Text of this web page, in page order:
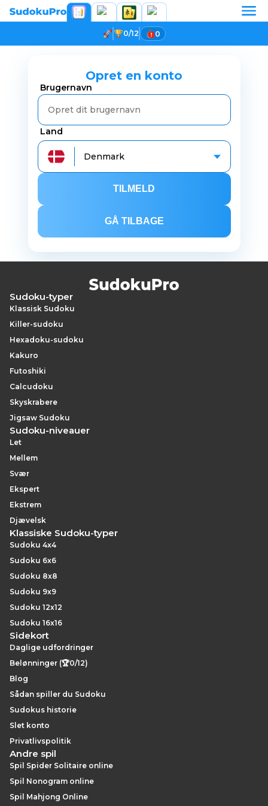
0/12 0
Opret en konto
Brugernavn
Land
Denmark
TILMELD
GÅ TILBAGE
Sudoku-typer
Klassisk Sudoku
Killer-sudoku
Hexadoku-sudoku
Kakuro
Futoshiki
Calcudoku
Skyskrabere
Jigsaw Sudoku
Sudoku-niveauer
Let
Mellem
Svær
Ekspert
Ekstrem
Djævelsk
Klassiske Sudoku-typer
Sudoku 4x4
Sudoku 6x6
Sudoku 8x8
Sudoku 9x9
Sudoku 12x12
Sudoku 16x16
Sidekort
Daglige udfordringer
Belønninger (🏆0/12)
Blog
Sådan spiller du Sudoku
Sudokus historie
Slet konto
Privatlivspolitik
Andre spil
Spil Spider Solitaire online
Spil Nonogram online
Spil Mahjong Online